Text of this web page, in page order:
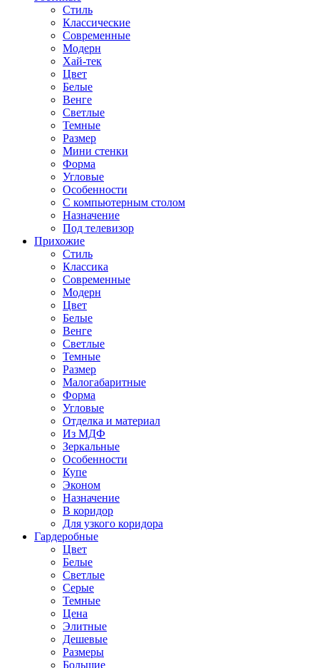
Стиль
Классические
Современные
Модерн
Хай-тек
Цвет
Белые
Венге
Светлые
Темные
Размер
Мини стенки
Форма
Угловые
Особенности
С компьютерным столом
Назначение
Под телевизор
Прихожие
Стиль
Классика
Современные
Модерн
Цвет
Белые
Венге
Светлые
Темные
Размер
Малогабаритные
Форма
Угловые
Отделка и материал
Из МДФ
Зеркальные
Особенности
Купе
Эконом
Назначение
В коридор
Для узкого коридора
Гардеробные
Цвет
Белые
Светлые
Серые
Темные
Цена
Элитные
Дешевые
Размеры
Большие